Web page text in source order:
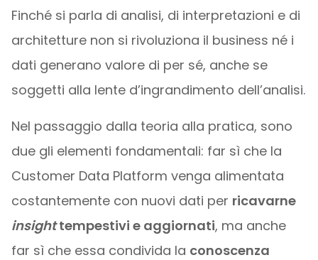
Finché si parla di analisi, di interpretazioni e di
architetture non si rivoluziona il business né i
dati generano valore di per sé, anche se
soggetti alla lente d’ingrandimento dell’analisi.
Nel passaggio dalla teoria alla pratica, sono
due gli elementi fondamentali: far sì che la
Customer Data Platform venga alimentata
costantemente con nuovi dati per ricavarne
insighttempestivi e aggiornati, ma anche
far sì che essa condivida la conoscenza